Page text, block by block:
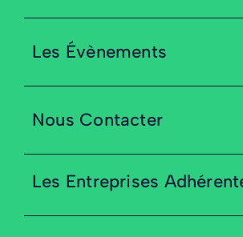
Les Évènements
Nous Contacter
Les Entreprises